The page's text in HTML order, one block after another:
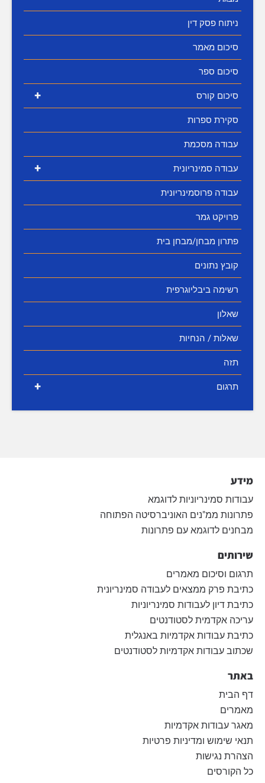
ניתוח פסק דין
סיכום מאמר
סיכום ספר
+
סיכום קורס
סקירת ספרות
עבודה מסכמת
+
עבודה סמינריונית
עבודה פרוסמינריונית
פרויקט גמר
פתרון מבחן/מבחן בית
קובץ נתונים
רשימה ביבליוגרפית
שאלון
שאלות / הנחיות
תזה
+ תרגום
מידע
עבודות סמינריוניות לדוגמא
פתרונות ממ"נים האוניברסיטה הפתוחה
מבחנים לדוגמא עם פתרונות
שירותים
תרגום וסיכום מאמרים
כתיבת פרק ממצאים לעבודה סמינריונית
כתיבת דיון לעבודות סמינריוניות
עריכה אקדמית לסטודנטים
כתיבת עבודות אקדמיות באנגלית
שכתוב עבודות אקדמיות לסטודנטים
באתר
דף הבית
מאמרים
מאגר עבודות אקדמיות
תנאי שימוש ומדיניות פרטיות
הצהרת נגישות
כל הקורסים